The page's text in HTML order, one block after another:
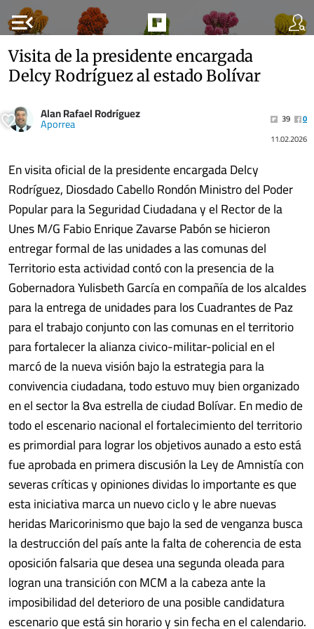
menu_open
Visita de la presidente encargada
Delcy Rodríguez al estado Bolívar
Alan Rafael Rodríguez
Aporrea 39
0
11.02.2026
En visita oficial de la presidente encargada Delcy
Rodríguez, Diosdado Cabello Rondón Ministro del Poder
Popular para la Seguridad Ciudadana y el Rector de la
Unes M/G Fabio Enrique Zavarse Pabón se hicieron
entregar formal de las unidades a las comunas del
Territorio esta actividad contó con la presencia de la
Gobernadora Yulisbeth García en compañía de los alcaldes
para la entrega de unidades para los Cuadrantes de Paz
para el trabajo conjunto con las comunas en el territorio
para fortalecer la alianza civico-militar-policial en el
marcó de la nueva visión bajo la estrategia para la
convivencia ciudadana, todo estuvo muy bien organizado
en el sector la 8va estrella de ciudad Bolívar. En medio de
todo el escenario nacional el fortalecimiento del territorio
es primordial para lograr los objetivos aunado a esto está
fue aprobada en primera discusión la Ley de Amnistía con
severas críticas y opiniones dividas lo importante es que
esta iniciativa marca un nuevo ciclo y le abre nuevas
heridas Maricorinismo que bajo la sed de venganza busca
la destrucción del país ante la falta de coherencia de esta
oposición falsaria que desea una segunda oleada para
logran una transición con MCM a la cabeza ante la
imposibilidad del deterioro de una posible candidatura
escenario que está sin horario y sin fecha en el calendario.